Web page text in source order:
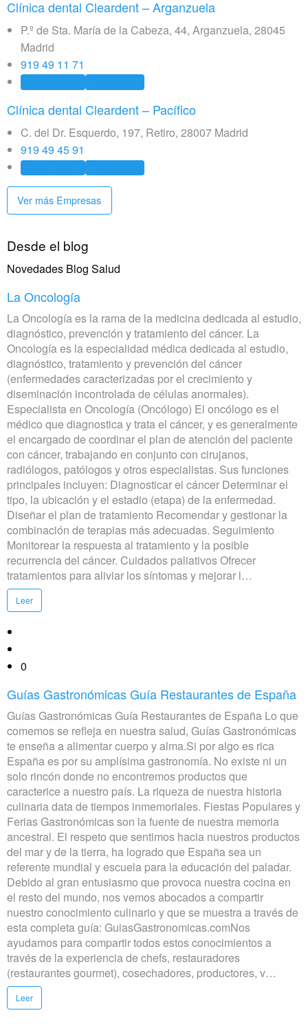
Clínica dental Cleardent – Arganzuela
P.º de Sta. María de la Cabeza, 44, Arganzuela, 28045
Madrid
919 49 11 71
Clínica dental Cleardent – Pacífico
C. del Dr. Esquerdo, 197, Retiro, 28007 Madrid
919 49 45 91
Ver más Empresas
Desde el blog
Novedades Blog Salud
La Oncología
La Oncología es la rama de la medicina dedicada al estudio,
diagnóstico, prevención y tratamiento del cáncer. La
Oncología es la especialidad médica dedicada al estudio,
diagnóstico, tratamiento y prevención del cáncer
(enfermedades caracterizadas por el crecimiento y
diseminación incontrolada de células anormales).
Especialista en Oncología (Oncólogo) El oncólogo es el
médico que diagnostica y trata el cáncer, y es generalmente
el encargado de coordinar el plan de atención del paciente
con cáncer, trabajando en conjunto con cirujanos,
radiólogos, patólogos y otros especialistas. Sus funciones
principales incluyen: Diagnosticar el cáncer Determinar el
tipo, la ubicación y el estadio (etapa) de la enfermedad.
Diseñar el plan de tratamiento Recomendar y gestionar la
combinación de terapias más adecuadas. Seguimiento
Monitorear la respuesta al tratamiento y la posible
recurrencia del cáncer. Cuidados paliativos Ofrecer
tratamientos para aliviar los síntomas y mejorar l…
Leer
0
Guías Gastronómicas Guía Restaurantes de España
Guías Gastronómicas Guía Restaurantes de España Lo que
comemos se refleja en nuestra salud, Guías Gastronómicas
te enseña a alimentar cuerpo y alma.Si por algo es rica
España es por su amplísima gastronomía. No existe ni un
solo rincón donde no encontremos productos que
caracterice a nuestro país. La riqueza de nuestra historia
culinaria data de tiempos inmemoriales. Fiestas Populares y
Ferias Gastronómicas son la fuente de nuestra memoria
ancestral. El respeto que sentimos hacia nuestros productos
del mar y de la tierra, ha logrado que España sea un
referente mundial y escuela para la educación del paladar.
Debido al gran entusiasmo que provoca nuestra cocina en
el resto del mundo, nos vemos abocados a compartir
nuestro conocimiento culinario y que se muestra a través de
esta completa guía: GuiasGastronomicas.comNos
ayudamos para compartir todos estos conocimientos a
través de la experiencia de chefs, restauradores
(restaurantes gourmet), cosechadores, productores, v…
Leer